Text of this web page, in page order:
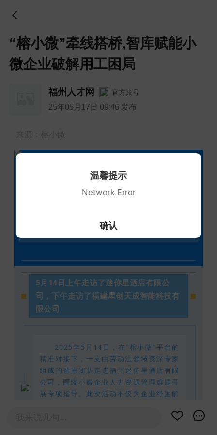
“榕小微”牵线搭桥,智库赋能小
微企业破解用工困局
福州人才网 官方账号
25年05月17日 09:46 发布
2025
深入企业走访调研
5月14日上午走访了迷你星酒店有限公
司，下午走访了福建星创天成智能科技有
限公司
2025年5月14日，在"榕小微"平台的
精准对接下，一支由劳动法领域资深专家
组成的智库团队走进福州迷你星酒店有限
公司，围绕小微企业人力资源管理难题开
展专项指导。此次活动不仅为企业纾困解
温馨提示
Network Error
确认